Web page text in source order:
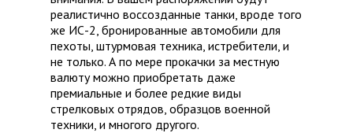
реалистично воссозданные танки, вроде того
же ИС-2, бронированные автомобили для
пехоты, штурмовая техника, истребители, и
не только. А по мере прокачки за местную
валюту можно приобретать даже
премиальные и более редкие виды
стрелковых отрядов, образцов военной
техники, и многого другого.